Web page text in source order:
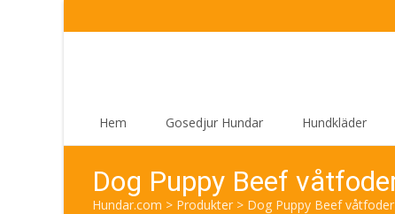
Hem Gosedjur Hundar Hundkläder
Dog Puppy Beef
Hundar.com > Produkter > Dog Puppy Beef